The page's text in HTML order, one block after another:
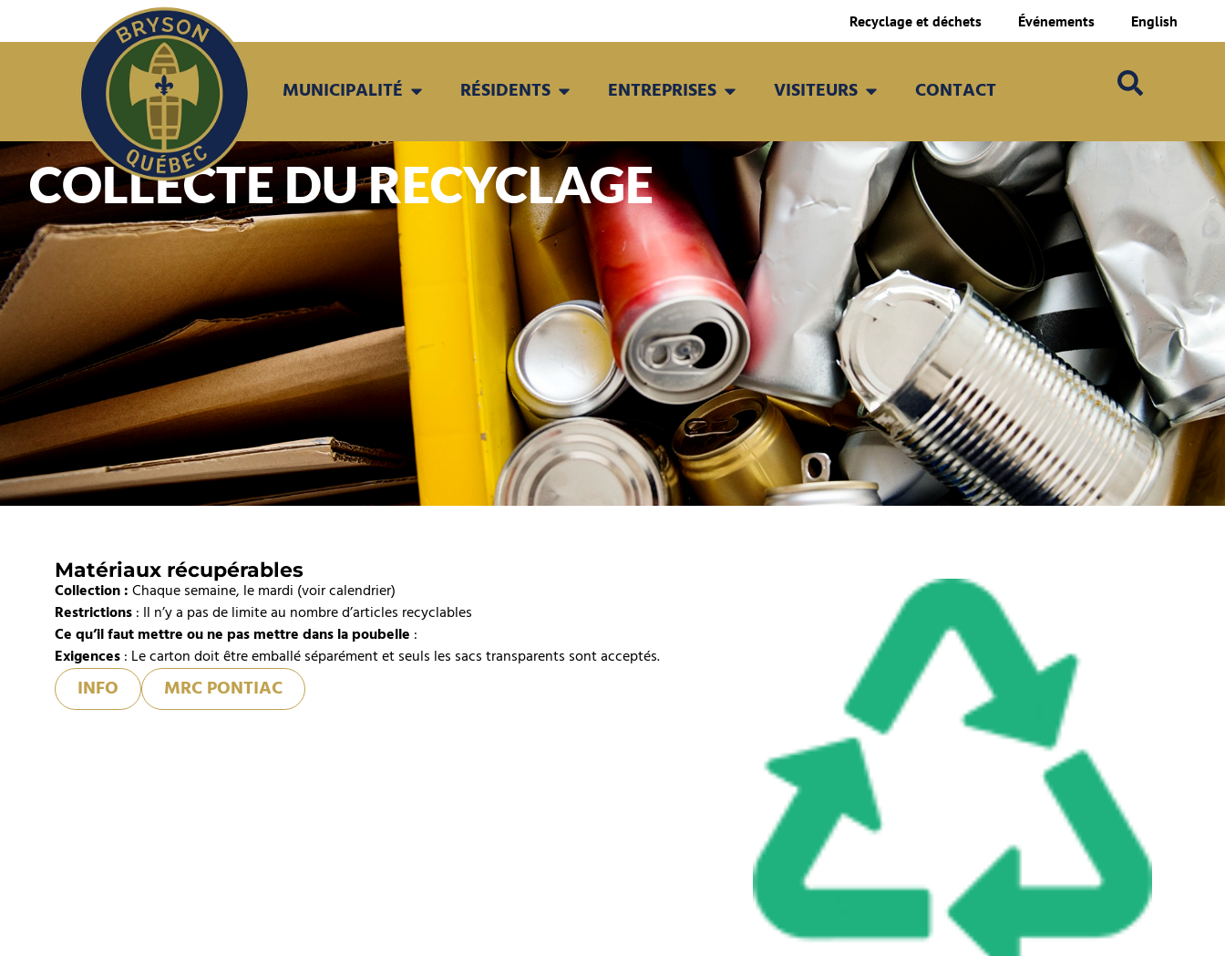
Recyclage et déchets Événements English
MUNICIPALITÉ RÉSIDENTS ENTREPRISES VISITEURS CONTACT
COLLECTE DU RECYCLAGE
Matériaux récupérables
Collection :Chaque semaine, le mardi (voir calendrier)
Restrictions: Il n’y a pas de limite au nombre d’articles recyclables
Ce qu’il faut mettre ou ne pas mettre dans la poubelle :
Exigences: Le carton doit être emballé séparément et seuls les sacs transparents sont acceptés.
INFO MRC PONTIAC